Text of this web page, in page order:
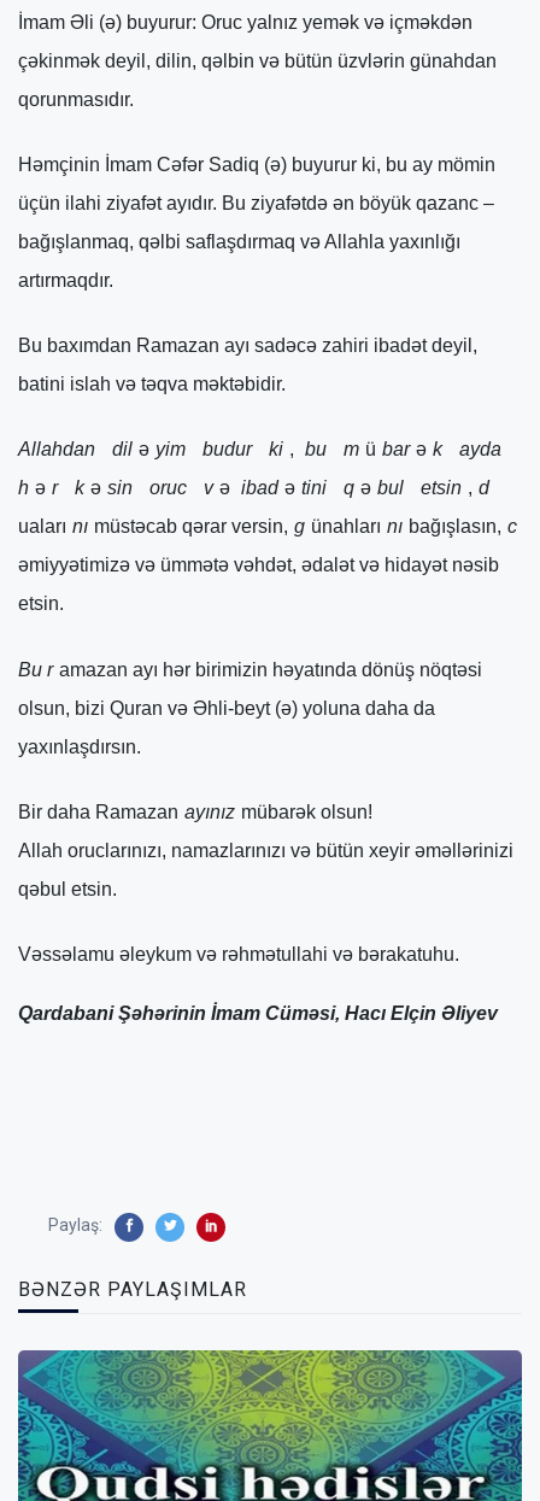
İmam Əli (ə) buyurur: Oruc yalnız yemək və içməkdən
çəkinmək deyil, dilin, qəlbin və bütün üzvlərin günahdan
qorunmasıdır.
Həmçinin İmam Cəfər Sadiq (ə) buyurur ki, bu ay mömin
üçün ilahi ziyafət ayıdır. Bu ziyafətdə ən böyük qazanc –
bağışlanmaq, qəlbi saflaşdırmaq və Allahla yaxınlığı
artırmaqdır.
Bu baxımdan Ramazan ayı sadəcə zahiri ibadət deyil,
batini islah və təqva məktəbidir.
Allahdan dil ə yim budur ki , bu m ü bar ə k
ayda
h ə r k ə sin oruc v ə ibad ə tini q ə bul etsin , d
uaları nı müstəcab qərar versin, g ünahları nı bağışlasın, c
əmiyyətimizə və ümmətə vəhdət, ədalət və hidayət nəsib
etsin.
Bu r amazan ayı hər birimizin həyatında dönüş nöqtəsi
olsun, bizi Quran və Əhli-beyt (ə) yoluna daha da
yaxınlaşdırsın.
Bir daha Ramazan ayınız mübarək olsun!
Allah oruclarınızı, namazlarınızı və bütün xeyir əməllərinizi
qəbul etsin.
Vəssəlamu əleykum və rəhmətullahi və bərakatuhu.
Qardabani Şəhərinin İmam Cüməsi, Hacı Elçin Əliyev
Paylaş:
BƏNZƏR PAYLAŞIMLAR